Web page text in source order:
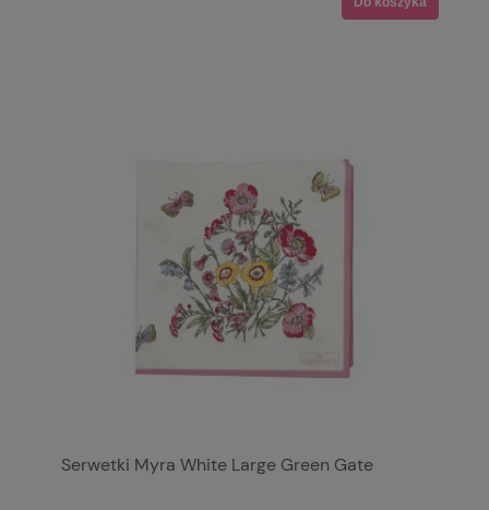
Serwetki Myra White Large Green Gate